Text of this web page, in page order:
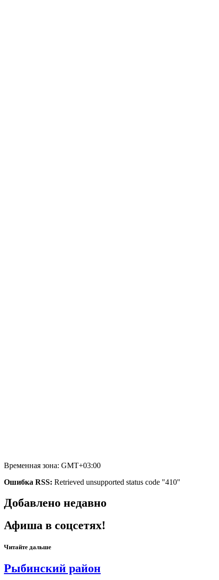
Временная зона: GMT+03:00
Ошибка RSS: Retrieved unsupported status code "410"
Добавлено недавно
Афиша в соцсетях!
Читайте дальше
Рыбинский район